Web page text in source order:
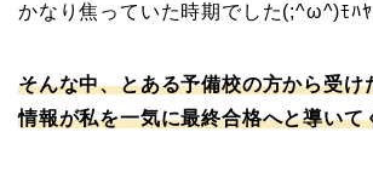
かなり焦っていた時期でした(;^ω^)ﾓﾊﾔ
そんな中、とある予備校の方から受け
情報が私を一気に最終合格へと導いて